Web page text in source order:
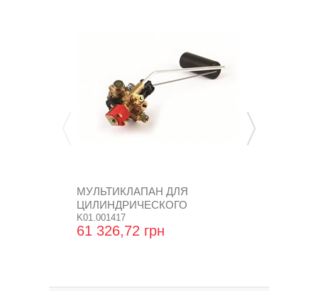
МУЛЬТИКЛАПАН ДЛЯ
ЦИЛИНДРИЧЕСКОГО
БАЛЛОНА D.230
K01.001417
61 326,72 грн